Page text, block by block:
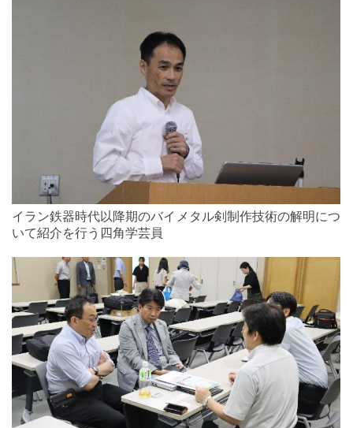
イラン鉄器時代以降期のバイメタル剣制作技術の解明につ
いて紹介を行う四角学芸員